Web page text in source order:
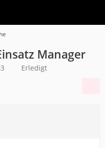
Manager
Erledigt